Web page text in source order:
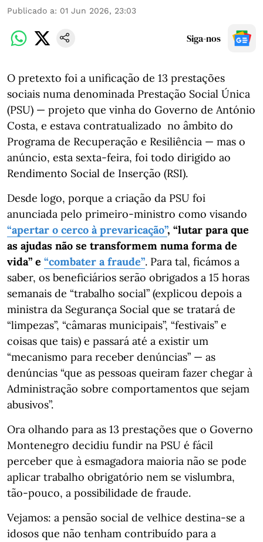
Publicado a: 01 Jun 2026, 23:03
Siga-nos
O pretexto foi a unificação de 13 prestações
sociais numa denominada Prestação Social Única
(PSU) — projeto que vinha do Governo de António
Costa, e estava contratualizado no âmbito do
Programa de Recuperação e Resiliência — mas o
anúncio, esta sexta-feira, foi todo dirigido ao
Rendimento Social de Inserção (RSI).
Desde logo, porque a criação da PSU foi
anunciada pelo primeiro-ministro como visando
“apertar o cerco à prevaricação”, “lutar para que
as ajudas não se transformem numa forma de
vida” e “combater a fraude”. Para tal, ficámos a
saber, os beneficiários serão obrigados a 15 horas
semanais de “trabalho social” (explicou depois a
ministra da Segurança Social que se tratará de
“limpezas”, “câmaras municipais”, “festivais” e
coisas que tais) e passará até a existir um
“mecanismo para receber denúncias” — as
denúncias “que as pessoas queiram fazer chegar à
Administração sobre comportamentos que sejam
abusivos”.
Ora olhando para as 13 prestações que o Governo
Montenegro decidiu fundir na PSU é fácil
perceber que à esmagadora maioria não se pode
aplicar trabalho obrigatório nem se vislumbra,
tão-pouco, a possibilidade de fraude.
Vejamos: a pensão social de velhice destina-se a
idosos que não tenham contribuído para a